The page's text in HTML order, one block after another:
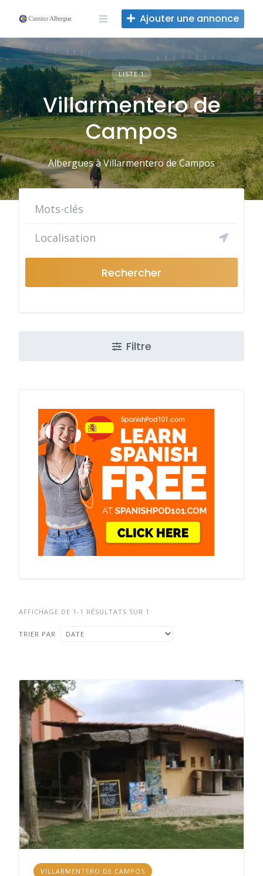
content
Ajouter une annonce
LISTE 1
Villarmentero de
Campos
Albergues à Villarmentero de Campos
Rechercher
Filtre
AFFICHAGE DE 1-1 RÉSULTATS SUR 1
TRIER PAR
VILLARMENTERO DE CAMPOS